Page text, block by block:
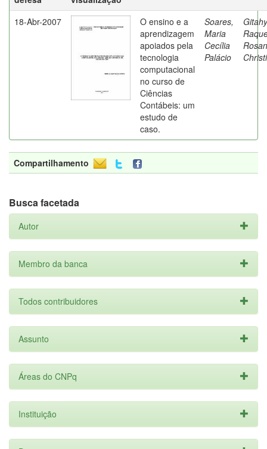
18-Abr-2007
O ensino e a
aprendizagem
apoiados pela
tecnologia
computacional
no curso de
Ciências
Contábeis: um
estudo de
caso.
Soares,
Maria
Cecília
Palácio
Rosan
Compartilhamento
Busca facetada
Autor
Membro da banca
Todos contribuidores
Assunto
Áreas do CNPq
Instituição